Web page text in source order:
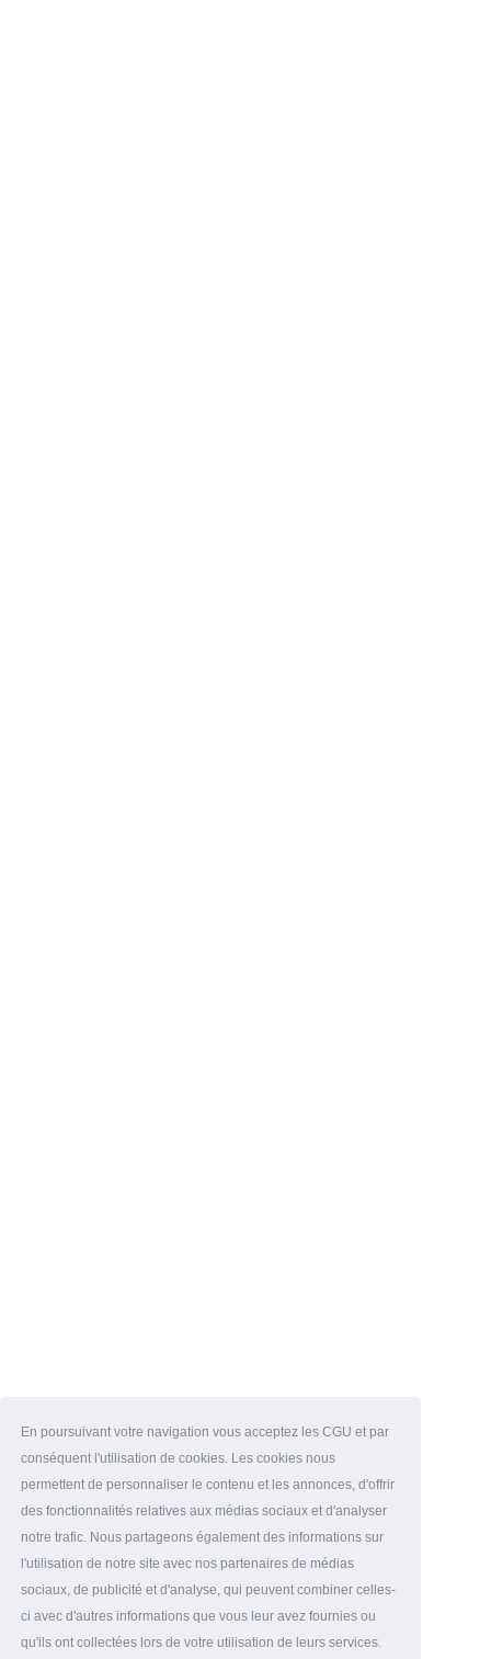
En poursuivant votre navigation vous acceptez les CGU et par
conséquent l'utilisation de cookies. Les cookies nous
permettent de personnaliser le contenu et les annonces, d'offrir
des fonctionnalités relatives aux médias sociaux et d'analyser
notre trafic. Nous partageons également des informations sur
l'utilisation de notre site avec nos partenaires de médias
sociaux, de publicité et d'analyse, qui peuvent combiner celles-
ci avec d'autres informations que vous leur avez fournies ou
qu'ils ont collectées lors de votre utilisation de leurs services.